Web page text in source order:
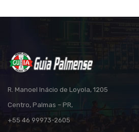
R. Manoel Inácio de Loyola, 1205
Centro, Palmas – PR,
+55 46 99973-2605